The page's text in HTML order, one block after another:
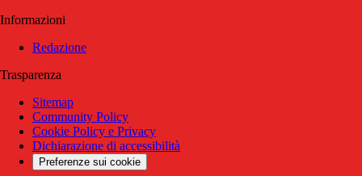
Informazioni
Redazione
Trasparenza
Sitemap
Community Policy
Cookie Policy e Privacy
Dichiarazione di accessibilità
Preferenze sui cookie